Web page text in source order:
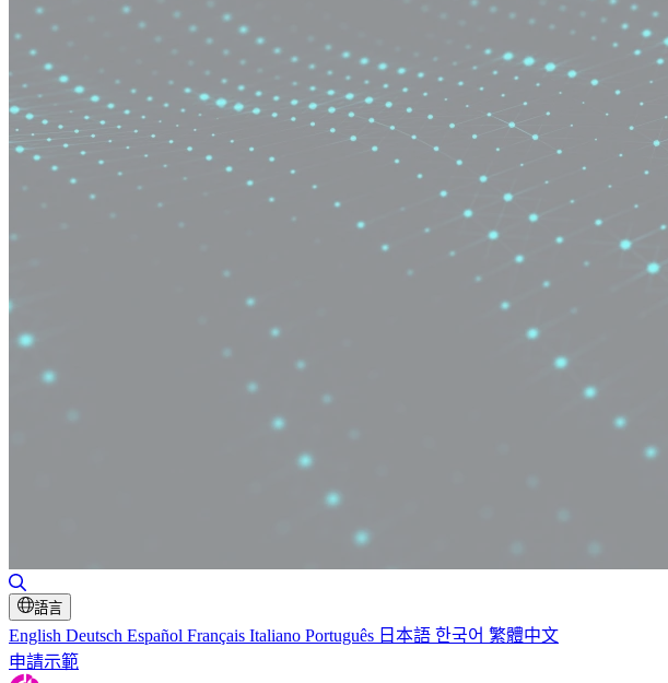
切換搜尋
語言
English Deutsch Español Français Italiano Português 日本語 한국어 繁體中文
申請示範